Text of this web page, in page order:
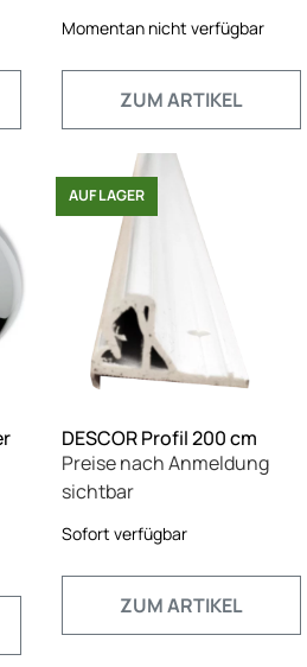
Momentan nicht verfügbar
ZUM ARTIKEL
AUF LAGER
DESCOR Profil 200 cm
Preise nach Anmeldung
sichtbar
Sofort verfügbar
ZUM ARTIKEL